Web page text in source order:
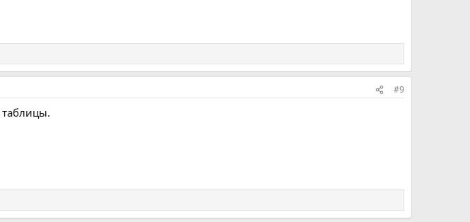
#9